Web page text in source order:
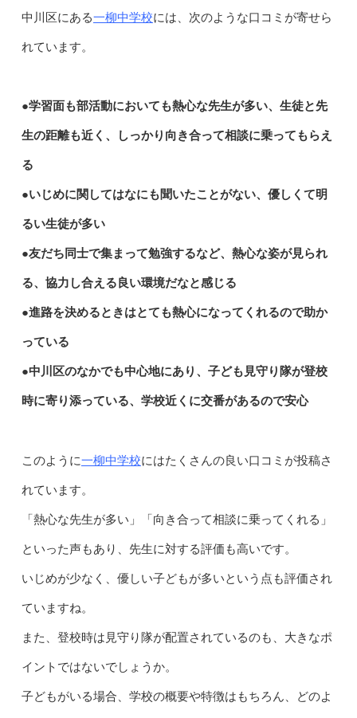
中川区にある一柳中学校には、次のような口コミが寄せら
れています。
●学習面も部活動においても熱心な先生が多い、生徒と先
生の距離も近く、しっかり向き合って相談に乗ってもらえ
る
●いじめに関してはなにも聞いたことがない、優しくて明
るい生徒が多い
●友だち同士で集まって勉強するなど、熱心な姿が見られ
る、協力し合える良い環境だなと感じる
●進路を決めるときはとても熱心になってくれるので助か
っている
●中川区のなかでも中心地にあり、子ども見守り隊が登校
時に寄り添っている、学校近くに交番があるので安心
このように一柳中学校にはたくさんの良い口コミが投稿さ
れています。
「熱心な先生が多い」「向き合って相談に乗ってくれる」
といった声もあり、先生に対する評価も高いです。
いじめが少なく、優しい子どもが多いという点も評価され
ていますね。
また、登校時は見守り隊が配置されているのも、大きなポ
イントではないでしょうか。
子どもがいる場合、学校の概要や特徴はもちろん、どのよ